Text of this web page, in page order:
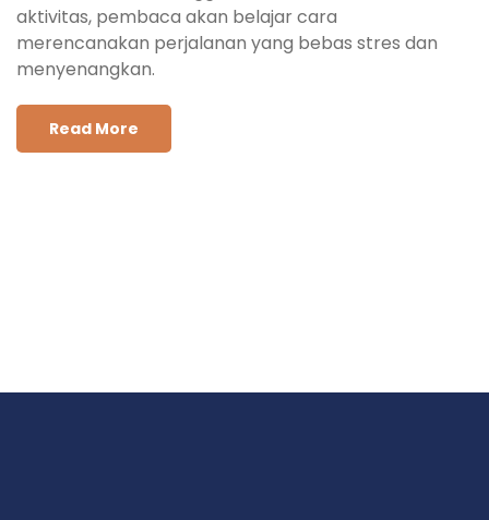
aktivitas, pembaca akan belajar cara
merencanakan perjalanan yang bebas stres dan
menyenangkan.
Read More